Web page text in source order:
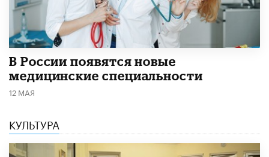
В России появятся новые
медицинские специальности
12 МАЯ
КУЛЬТУРА